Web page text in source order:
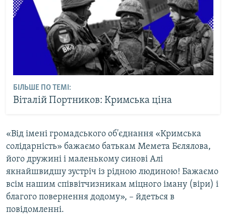
БІЛЬШЕ ПО ТЕМІ:
Віталій Портников: Кримська ціна
«Від імені громадського об'єднання «Кримська
солідарність» бажаємо батькам Мемета Бєлялова,
його дружині і маленькому синові Алі
якнайшвидшу зустріч із рідною людиною! Бажаємо
всім нашим співвітчизникам міцного іману (віри) і
благого повернення додому», – йдеться в
повідомленні.